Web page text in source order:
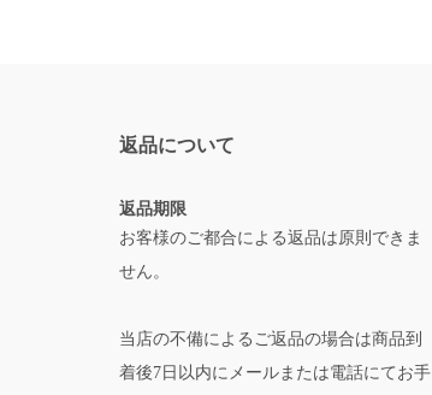
返品について
返品期限
お客様のご都合による返品は原則できま
せん。
当店の不備によるご返品の場合は商品到
着後7日以内にメールまたは電話にてお手